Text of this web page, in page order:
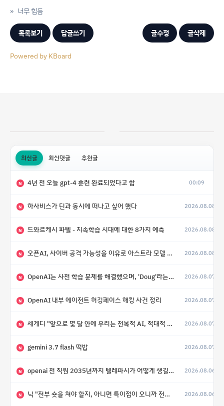
너무 힘듬
»
목록보기 답글쓰기 글수정 글삭제
Powered by KBoard
최신글 최신댓글 추천글
N 4년 전 오늘 gpt-4 훈련 완료되었다고 함 00:09
N 하사비스가 딘과 동시에 떠나고 싶어 했다 2026.08.08
N 드와르케시 파텔 - 지속학습 시대에 대한 8가지 예측 2026.08.08
N 오픈AI, 사이버 공격 가능성을 이유로 아스트라 모델 출시 연기 2026.08.08
N OpenAI는 사전 학습 문제를 해결했으며, 'Doug'라는 코드명을 가진 훨씬 더 큰 모델을 활발히 개발 중 2026.08.07
N OpenAI 내부 에이전트 허깅페이스 해킹 사건 정리 2026.08.07
N 세게디 "앞으로 몇 달 안에 우리는 전복적 AI, 적대적 AI 둘 다 보게 될 것" 2026.08.07
N gemini 3.7 flash 떡밥 2026.08.07
N openai 전 직원 2035년까지 텔레파시가 어떻게 생길 수 있는지 2026.08.06
N 닉 "전부 숏을 쳐야 할지, 아니면 특이점이 오니까 전부 롱을 쳐야 할지 모르겠다.” 2026.08.06